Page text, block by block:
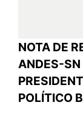
NOTA DE
ANDES-SN
POLÍTICO